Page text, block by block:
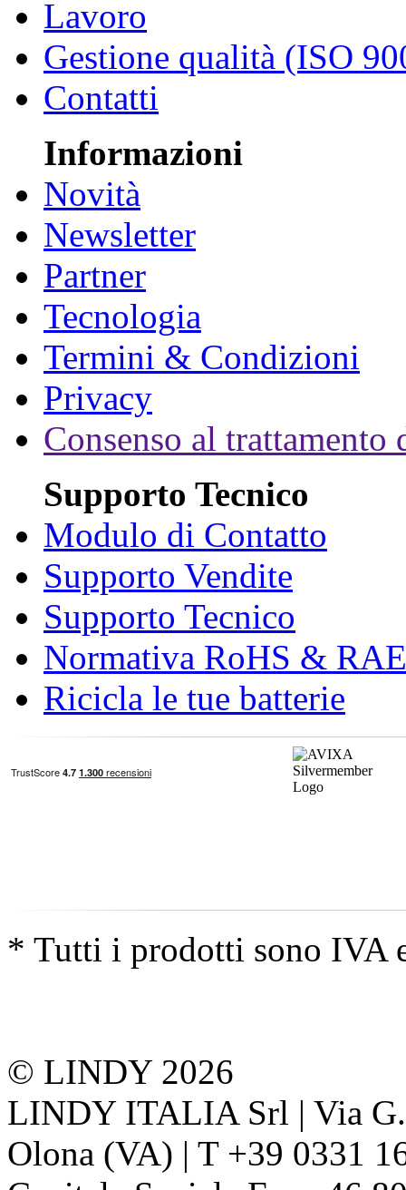
Lavoro
Gestione qualità (ISO
Contatti
Informazioni
Novità
Newsletter
Partner
Tecnologia
Termini & Condizioni
Privacy
Consenso al trattamento
Supporto Tecnico
Modulo di Contatto
Supporto Vendite
Supporto Tecnico
Normativa RoHS &
Ricicla le tue batterie
* Tutti i prodotti sono IVA
© LINDY 2026
LINDY ITALIA Srl | Via
Olona (VA) | T +39 0331